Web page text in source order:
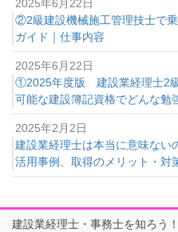
2025年6月22日
②2級建設機械施工管理技士で
ガイド｜仕事内容
2025年6月22日
①2025年度版 建設業経理士2
可能な建設簿記資格でどんな勉
2025年2月2日
建設業経理士は本当に意味ない
活用事例、取得のメリット・対
建設業経理士・事務士を知ろう！